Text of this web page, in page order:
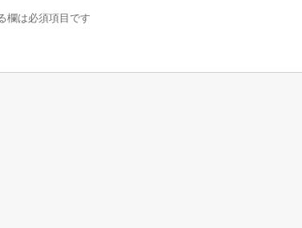
欄は必須項目です